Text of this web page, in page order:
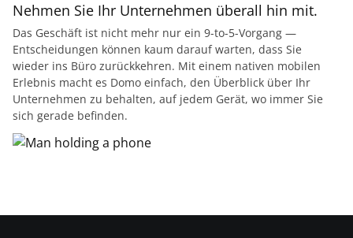
Nehmen Sie Ihr Unternehmen überall hin mit.
Das Geschäft ist nicht mehr nur ein 9-to-5-Vorgang —
Entscheidungen können kaum darauf warten, dass Sie
wieder ins Büro zurückkehren. Mit einem nativen mobilen
Erlebnis macht es Domo einfach, den Überblick über Ihr
Unternehmen zu behalten, auf jedem Gerät, wo immer Sie
sich gerade befinden.